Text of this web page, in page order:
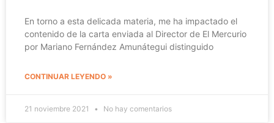
En torno a esta delicada materia, me ha impactado el
contenido de la carta enviada al Director de El Mercurio
por Mariano Fernández Amunátegui distinguido
CONTINUAR LEYENDO »
21 noviembre 2021 No hay comentarios